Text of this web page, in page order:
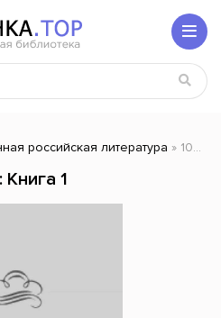
российская литература » 100 писателей 2014: Книга 1
1